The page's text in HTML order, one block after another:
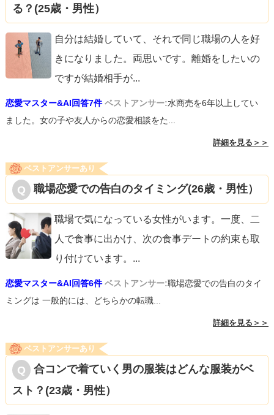
る？(25歳・男性）
自分は結婚していて、それで同じ職場の人を好
きになりました。両思いです。離婚をしたいの
ですが結婚相手が...
恋愛マスター&AI回答7件 ベストアンサー:水商売を6年以上してい
ました。女の子や友人からの恋愛相談をた...
詳細を見る＞＞
ベストアンサーあり
職場恋愛での告白のタイミング(26歳・男性）
職場で気になっている女性がいます。一度、二
人で食事に出かけ、次の食事デートの約束も取
り付けています。 ...
恋愛マスター&AI回答6件 ベストアンサー:職場恋愛での告白のタイ
ミングは 一般的には、どちらかの転職...
詳細を見る＞＞
ベストアンサーあり
合コンで着ていく男の服装はどんな服装がベ
スト？(23歳・男性）